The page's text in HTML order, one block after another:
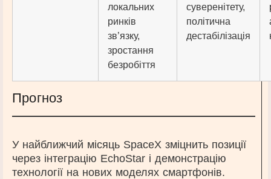
локальних
ринків
зв’язку,
зростання
безробіття
суверенітету,
політична
дестабілізація
Прогноз
У найближчий місяць SpaceX зміцнить позиції
через інтеграцію EchoStar і демонстрацію
технології на нових моделях смартфонів.